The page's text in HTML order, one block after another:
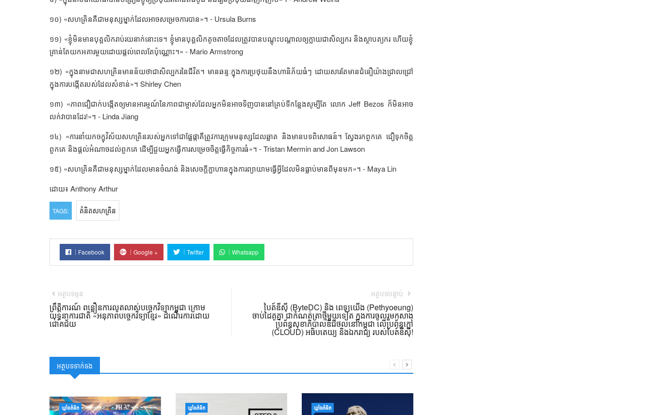
១០) «សហគ្រិនគឺជាមនុស្សម្នាក់ដែលអាចសម្រេចការបាន»។ - Ursula Burns
១១) «ខ្ញុំមិនមានបុគ្គលិករាប់រយនាក់នោះទេ។ ខ្ញុំមានបុគ្គលិកតូចតាចដែលត្រូវបានបណ្តុះបណ្តាលឲ្យក្លាយជាសិល្បករ និងស្ថាបត្យករ ហើយខ្ញុំ
គ្រាន់តែយកអគារមួយដោយផ្តល់ពេលតែប៉ុណ្ណោះ។» - Mario Armstrong
១២) «ក្នុងនាមជាសហគ្រិនមានន័យថាជាសិល្បករនៃជីវិត។ មានឆន្ទៈក្នុងការប្រថុយនឹងហានិភ័យធំៗ ដោយសារតែមានជំនឿយ៉ាងជ្រាលជ្រៅ
ក្នុងការបង្កើតរបស់ដែលសំខាន់»។ Shirley Chen
១៣) «ភាពជឿជាក់បង្កើតឲ្យមានអារម្មណ៍នៃភាពជាម្ចាស់ដែលអ្នកមិនអាចទិញបាននៅគ្រប់ទីកន្លែងសូម្បីតែ លោកJeff Bezos ក៏មិនអាច
លក់វាបានដែរ!»។ - Linda Jiang
១៤) «ការនាំយកចក្ខុវិស័យសហគ្រិនរបស់អ្នកទៅជាផ្លែផ្កាគឺត្រូវការក្រុមមនុស្សដែលឆ្លាត និងមានបទពិសោធន៍។ ស្វែងរកពួកគេ ជឿទុកចិត្ត
ពួកគេ និងផ្តល់អំណាចដល់ពួកគេ ដើម្បីជួយអ្នកធ្វើការសម្រេចចិត្តធ្វើកិច្ចការធំ»។ -Tristan Mermin and Jon Lawson
១៥) «សហគ្រិនគឺជាមនុស្សម្នាក់ដែលមានចំណង់ និងសេចក្តីក្លាហានក្នុងការព្យាយាមធ្វើអ្វីដែលមិនធ្លាប់មានពីមុនមក»។ - Maya Lin
ដោយ៖ Anthony Arthur
TAGS: គំនិតសហគ្រិន
Facebook Google + Twitter Whatsapp
អត្ថបទមុន
ព្រឹត្តិការណ៍ ពន្លឿនការលូតលាស់បច្ចេកវិទ្យាកម្ពុជា ក្រោម
យុទ្ធនាការជាតិ «អនុភាពបច្ចេកវិទ្យាខ្មែរ» ដំណើរការដោយ
ជោគជ័យ
អត្ថបទបន្ទាប់
បៃត៍ឌីស៊ី (ByteDC) និង ពេទ្យយើង (Pethyoeung)
ចាប់ដៃគូគ្នា ជាកំណត់ត្រាថ្មីមួយទៀត ក្នុងការចូលរួមកសាង
ប្រព័ន្ធសុខាភិបាលឌីជីថល​នៅកម្ពុជា លើប្រព័ន្ធក្លៅ
(CLOUD) អធិបតេយ្យ និងឯករាជ្យ របស់បៃត៍ឌីស៊ី!
អត្ថបទទាក់ទង
ឃ្លាំង​គំនិត ឃ្លាំង​គំនិត ឃ្លាំង​គំនិត